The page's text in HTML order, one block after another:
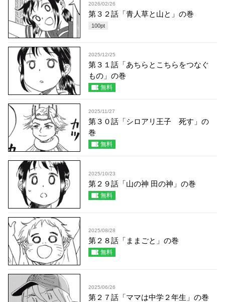
2026/02/26
第３２話「青人草と山と」の巻
100pt
2025/12/25
第３１話「あちらとこちらをつなぐ
もの」の巻
無料
2025/11/27
第３０話「シロアリ王子 死す」の
巻
無料
2025/10/23
第２９話「山の神 田の神」の巻
無料
2025/08/28
第２８話「ままごと」の巻
無料
2025/06/26
第２７話「ママは中学２年生」の巻